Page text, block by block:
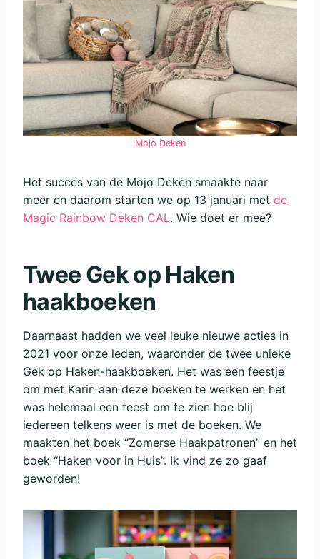
Mojo Deken
Het succes van de Mojo Deken smaakte naar
meer en daarom starten we op 13 januari met de
Magic Rainbow Deken CAL. Wie doet er mee?
Twee Gek op Haken
haakboeken
Daarnaast hadden we veel leuke nieuwe acties in
2021 voor onze leden, waaronder de twee unieke
Gek op Haken-haakboeken. Het was een feestje
om met Karin aan deze boeken te werken en het
was helemaal een feest om te zien hoe blij
iedereen telkens weer is met de boeken. We
maakten het boek “Zomerse Haakpatronen” en het
boek “Haken voor in Huis”. Ik vind ze zo gaaf
geworden!